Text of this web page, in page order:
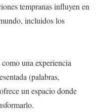
tempranas influyen en
incluidos los
una experiencia
(palabras,
un espacio donde